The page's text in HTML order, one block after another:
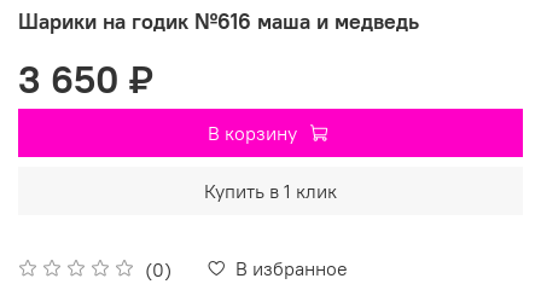
Шарики на годик №616 маша и медведь
(0) В избранное
3 650 ₽
В корзину
Купить в 1 клик